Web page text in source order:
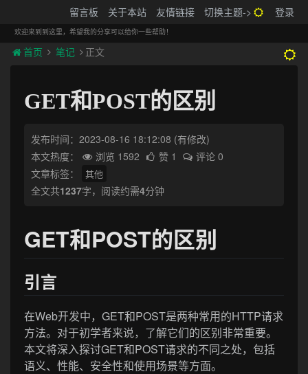
留言板 关于本站 友情链接 切换主题-> 登录
欢迎来到到这里，希望我的分享可以给你一些帮助！
首页 笔记 正文
GET和POST的区别
发布时间：2023-08-16 18:12:08 (有修改)
本文热度：
浏览 1592 赞 1
评论 0
文章标签：
其他
全文共1237字，阅读约需4分钟
GET和POST的区别
引言
在Web开发中，GET和POST是两种常用的HTTP请求
方法。对于初学者来说，了解它们的区别非常重要。
本文将深入探讨GET和POST请求的不同之处，包括
语义、性能、安全性和使用场景等方面。